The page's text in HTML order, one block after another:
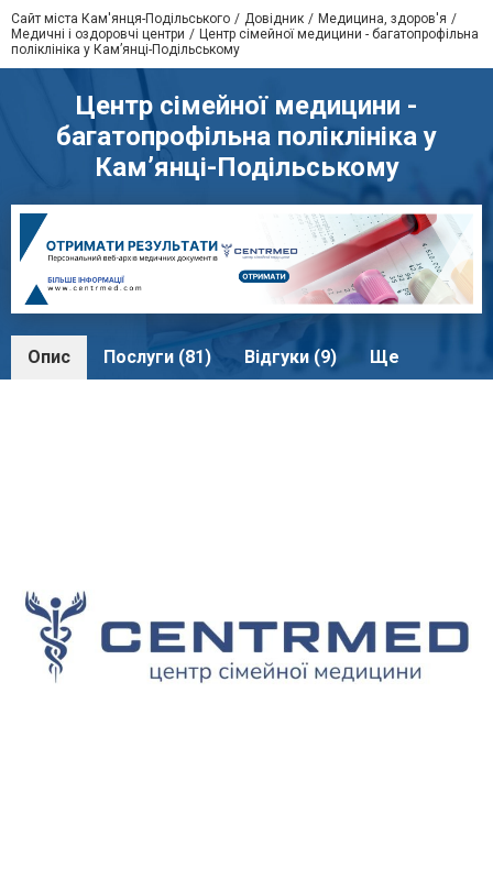
Сайт міста Кам'янця-Подільського Довідник
Медицина, здоров'я
Медичні і оздоровчі центри
Центр сімейної медицини - багатопрофільна
поліклініка у Кам’янці-Подільському
Центр сімейної медицини -
багатопрофільна поліклініка у
Кам’янці-Подільському
Опис Послуги (81) Відгуки (9) Ще